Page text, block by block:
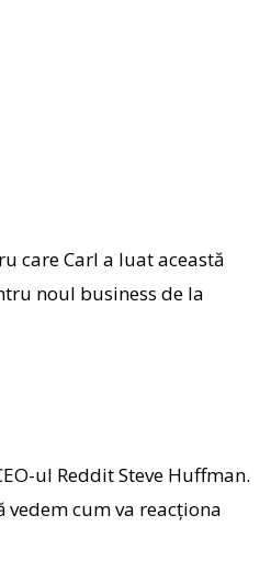
care Carl a luat această
noul business de la
ul Reddit Steve Huffman.
cum va reacționa